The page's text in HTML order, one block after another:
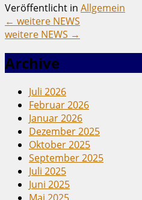
Veröffentlicht in Allgemein
← weitere NEWS
weitere NEWS →
Archive
Juli 2026
Februar 2026
Januar 2026
Dezember 2025
Oktober 2025
September 2025
Juli 2025
Juni 2025
Mai 2025